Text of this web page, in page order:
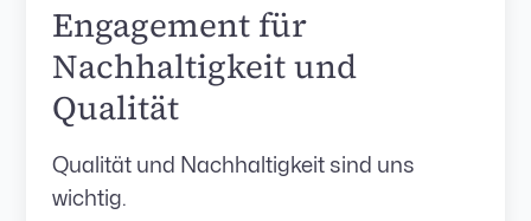
Engagement für
Nachhaltigkeit und
Qualität
Qualität und Nachhaltigkeit sind uns
wichtig.